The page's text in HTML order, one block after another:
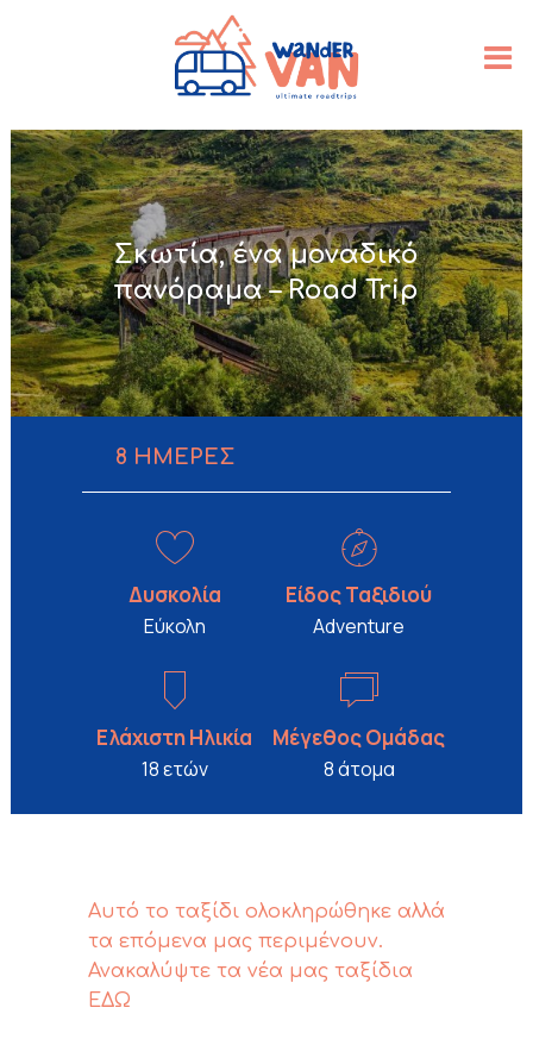
Σκωτία, ένα μοναδικό
πανόραμα – Road Trip
8 ΗΜΕΡΕΣ
Δυσκολία
Εύκολη
Είδος Ταξιδιού
Adventure
Ελάχιστη Ηλικία
18 ετών
Μέγεθος Ομάδας
8 άτομα
Αυτό το ταξίδι ολοκληρώθηκε αλλά
τα επόμενα μας περιμένουν.
Ανακαλύψτε τα νέα μας ταξίδια
ΕΔΩ